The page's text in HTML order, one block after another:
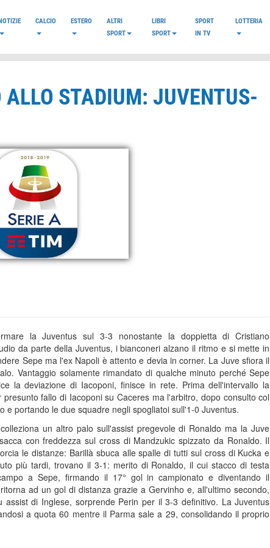
CALCIO ESTERO
ALTRI
SPORT
LIBRI
SPORT
SPORT
IN TV
LOTTERIA
ALLO STADIUM: JUVENTUS-
la Juventus sul 3-3 nonostante la doppietta di Cristiano
da parte della Juventus, i bianconeri alzano il ritmo e si mette in
Sepe ma l'ex Napoli è attento e devia in corner. La Juve sfiora il
Vantaggio solamente rimandato di qualche minuto perché Sepe
la deviazione di Iacoponi, finisce in rete. Prima dell'intervallo la
fallo di Iacoponi su Caceres ma l'arbitro, dopo consulto col
e portando le due squadre negli spogliatoi sull'1-0 Juventus.
un altro palo sull'assist pregevole di Ronaldo ma la Juve
con freddezza sul cross di Mandzukic spizzato da Ronaldo. Il
le distanze: Barillà sbuca alle spalle di tutti sul cross di Kucka e
più tardi, trovano il 3-1: merito di Ronaldo, il cui stacco di testa
a Sepe, firmando il 17° gol in campionato e diventando il
ad un gol di distanza grazie a Gervinho e, all'ultimo secondo,
di Inglese, sorprende Perin per il 3-3 definitivo. La Juventus
a quota 60 mentre il Parma sale a 29, consolidando il proprio